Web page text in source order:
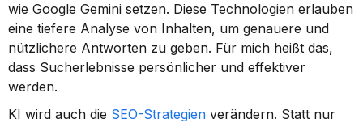
wie Google Gemini setzen. Diese Technologien erlauben
eine tiefere Analyse von Inhalten, um genauere und
nützlichere Antworten zu geben. Für mich heißt das,
dass Sucherlebnisse persönlicher und effektiver
werden.
KI wird auch die SEO-Strategien verändern. Statt nur